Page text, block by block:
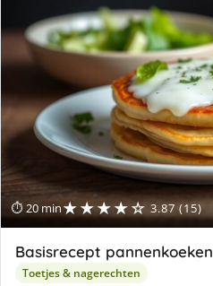
⏱ 20 min★★★★☆ 3.87 (15)
Basisrecept pannenkoeken
Toetjes & nagerechten